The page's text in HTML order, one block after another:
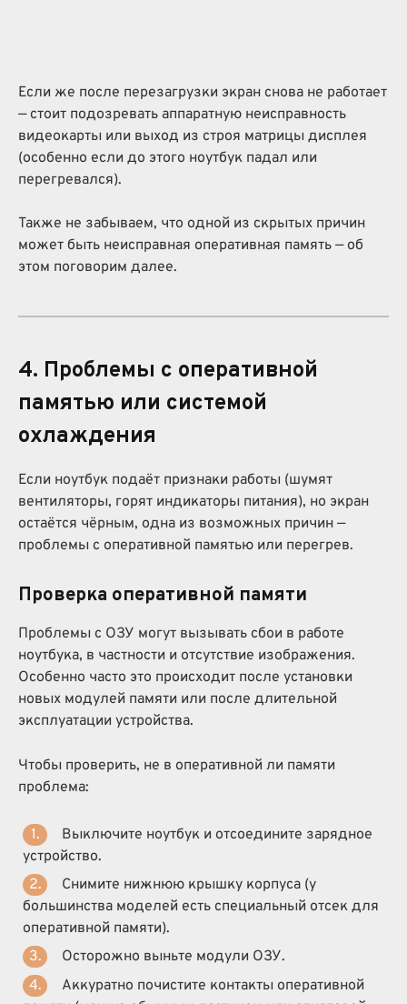
Если же после перезагрузки экран снова не работает
— стоит подозревать аппаратную неисправность
видеокарты или выход из строя матрицы дисплея
(особенно если до этого ноутбук падал или
перегревался).
Также не забываем, что одной из скрытых причин
может быть неисправная оперативная память — об
этом поговорим далее.
4. Проблемы с оперативной
памятью или системой
охлаждения
Если ноутбук подаёт признаки работы (шумят
вентиляторы, горят индикаторы питания), но экран
остаётся чёрным, одна из возможных причин —
проблемы с оперативной памятью или перегрев.
Проверка оперативной памяти
Проблемы с ОЗУ могут вызывать сбои в работе
ноутбука, в частности и отсутствие изображения.
Особенно часто это происходит после установки
новых модулей памяти или после длительной
эксплуатации устройства.
Чтобы проверить, не в оперативной ли памяти
проблема:
Выключите ноутбук и отсоедините зарядное
устройство.
Снимите нижнюю крышку корпуса (у
большинства моделей есть специальный отсек для
оперативной памяти).
Осторожно выньте модули ОЗУ.
Аккуратно почистите контакты оперативной